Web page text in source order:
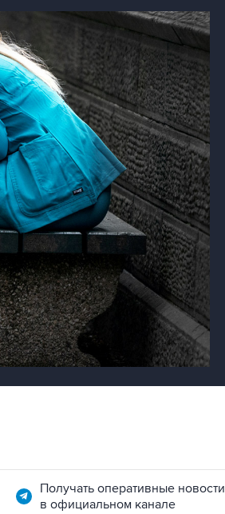
Получать оперативные новости
в официальном канале